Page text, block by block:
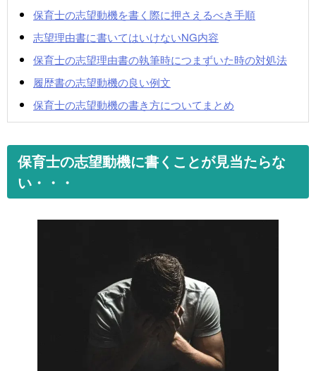
保育士の志望動機を書く際に押さえるべき手順
志望理由書に書いてはいけないNG内容
保育士の志望理由書の執筆時につまずいた時の対処法
履歴書の志望動機の良い例文
保育士の志望動機の書き方についてまとめ
保育士の志望動機に書くことが見当たらな
い・・・